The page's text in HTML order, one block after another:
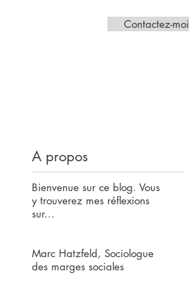
Contactez-moi
A propos
Bienvenue sur ce blog. Vous
y trouverez mes réflexions
sur...
Marc Hatzfeld, Sociologue
des marges sociales